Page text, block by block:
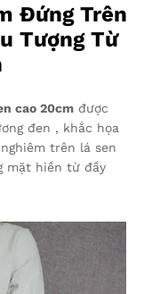
Đứng Trên
Tượng Từ
cao 20cm được
đen , khắc họa
trên lá sen
mặt hiền từ đầy